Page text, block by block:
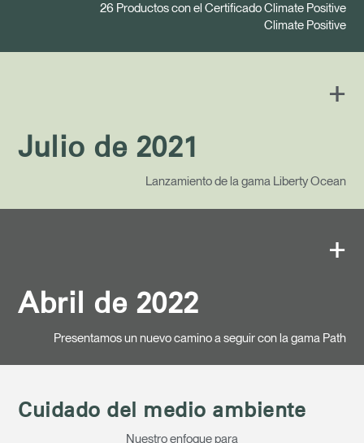
Registro Crear una cuenta
26 Productos con el Certificado Climate Positive
Climate Positive
+
Julio de 2021
Lanzamiento de la gama Liberty Ocean
+
Abril de 2022
Presentamos un nuevo camino a seguir con la gama Path
Cuidado del medio ambiente
Nuestro enfoque para